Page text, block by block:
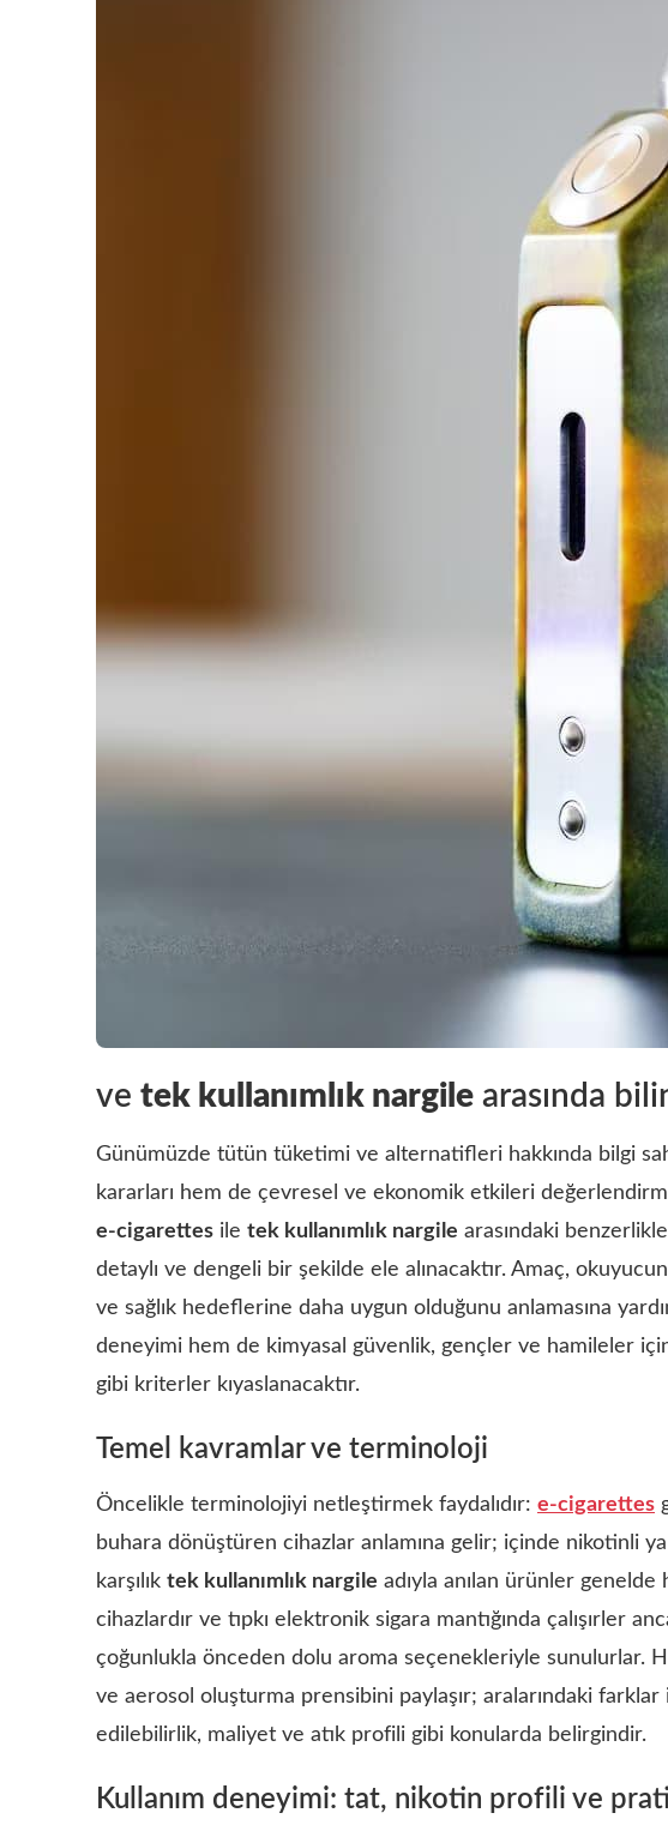
ve tek kullanımlık nargile arasında
Günümüzde tütün tüketimi ve alternatifleri hakkında bilgi
kararları hem de çevresel ve ekonomik etkileri
e-cigarettes ile tek kullanımlık nargile arasındaki
detaylı ve dengeli bir şekilde ele alınacaktır. Amaç,
ve sağlık hedeflerine daha uygun olduğunu anlamasına
deneyimi hem de kimyasal güvenlik, gençler ve hamileler
gibi kriterler kıyaslanacaktır.
Temel kavramlar ve terminoloji
Öncelikle terminolojiyi netleştirmek faydalıdır: e-cigarettes
buhara dönüştüren cihazlar anlamına gelir; içinde nikotinli
karşılık tek kullanımlık nargile adıyla anılan ürünler genelde
cihazlardır ve tıpkı elektronik sigara mantığında çalışırler
çoğunlukla önceden dolu aroma seçenekleriyle sunulurlar.
ve aerosol oluşturma prensibini paylaşır; aralarındaki farklar
edilebilirlik, maliyet ve atık profili gibi konularda belirgindir.
Kullanım deneyimi: tat, nikotin profili ve